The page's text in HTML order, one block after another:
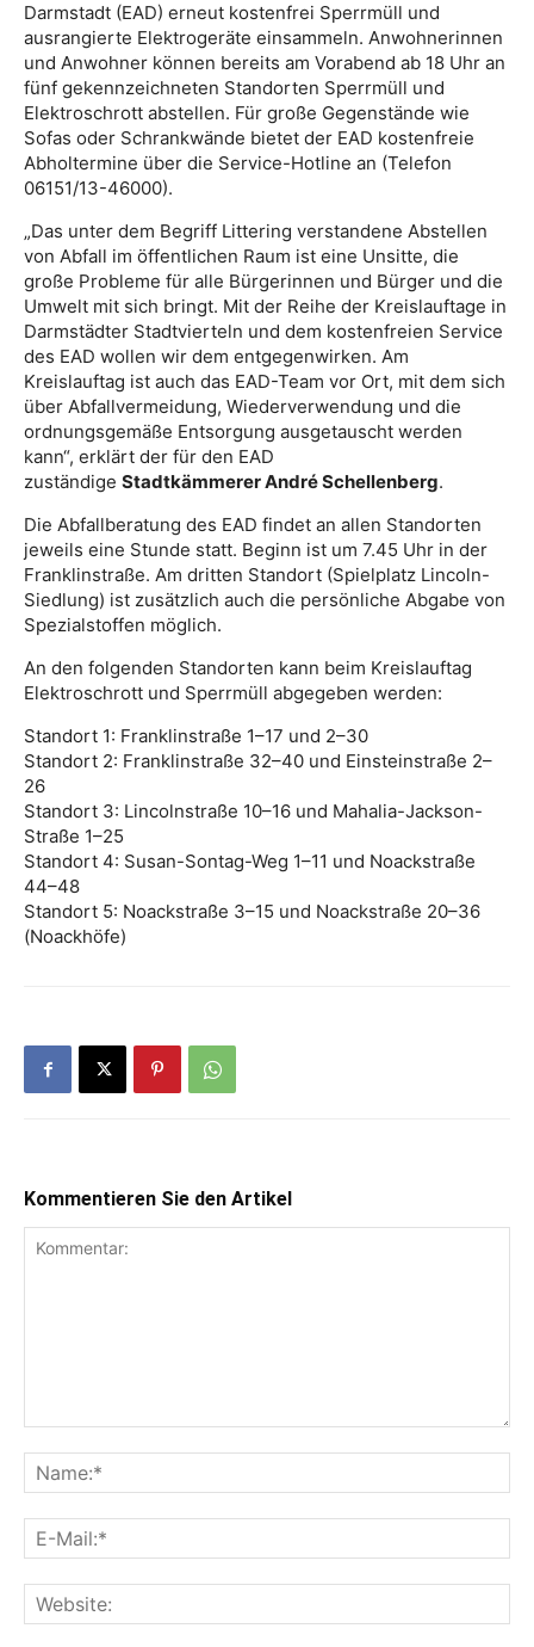
Darmstadt (EAD) erneut kostenfrei Sperrmüll und
ausrangierte Elektrogeräte einsammeln. Anwohnerinnen
und Anwohner können bereits am Vorabend ab 18 Uhr an
fünf gekennzeichneten Standorten Sperrmüll und
Elektroschrott abstellen. Für große Gegenstände wie
Sofas oder Schrankwände bietet der EAD kostenfreie
Abholtermine über die Service-Hotline an (Telefon
06151/13-46000).
„Das unter dem Begriff Littering verstandene Abstellen
von Abfall im öffentlichen Raum ist eine Unsitte, die
große Probleme für alle Bürgerinnen und Bürger und die
Umwelt mit sich bringt. Mit der Reihe der Kreislauftage in
Darmstädter Stadtvierteln und dem kostenfreien Service
des EAD wollen wir dem entgegenwirken. Am
Kreislauftag ist auch das EAD-Team vor Ort, mit dem sich
über Abfallvermeidung, Wiederverwendung und die
ordnungsgemäße Entsorgung ausgetauscht werden
kann“, erklärt der für den EAD
zuständige Stadtkämmerer André Schellenberg.
Die Abfallberatung des EAD findet an allen Standorten
jeweils eine Stunde statt. Beginn ist um 7.45 Uhr in der
Franklinstraße. Am dritten Standort (Spielplatz Lincoln-
Siedlung) ist zusätzlich auch die persönliche Abgabe von
Spezialstoffen möglich.
An den folgenden Standorten kann beim Kreislauftag
Elektroschrott und Sperrmüll abgegeben werden:
Standort 1: Franklinstraße 1–17 und 2–30
Standort 2: Franklinstraße 32–40 und Einsteinstraße 2–
26
Standort 3: Lincolnstraße 10–16 und Mahalia-Jackson-
Straße 1–25
Standort 4: Susan-Sontag-Weg 1–11 und Noackstraße
44–48
Standort 5: Noackstraße 3–15 und Noackstraße 20–36
(Noackhöfe)
Kommentieren Sie den Artikel